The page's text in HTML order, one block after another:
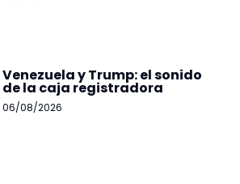
Venezuela y Trump: el sonido
de la caja registradora
06/08/2026